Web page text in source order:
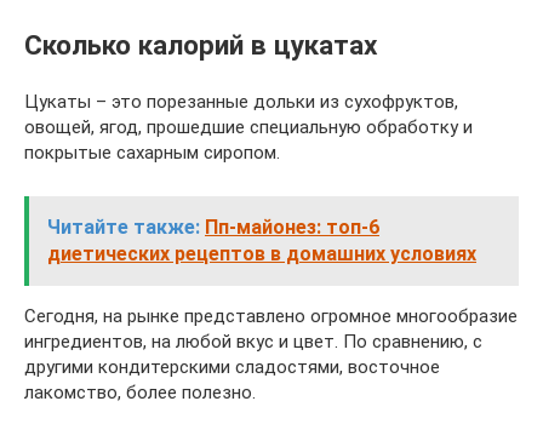
Сколько калорий в цукатах
Цукаты – это порезанные дольки из сухофруктов,
овощей, ягод, прошедшие специальную обработку и
покрытые сахарным сиропом.
Читайте также: Пп-майонез: топ-6
диетических рецептов в домашних условиях
Сегодня, на рынке представлено огромное многообразие
ингредиентов, на любой вкус и цвет. По сравнению, с
другими кондитерскими сладостями, восточное
лакомство, более полезно.